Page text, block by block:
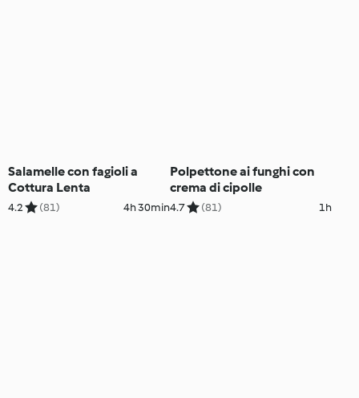
Salamelle con fagioli a
Cottura Lenta
4.2 (81) 4h 30min
Polpettone ai funghi con
crema di cipolle
4.7 (81) 1h